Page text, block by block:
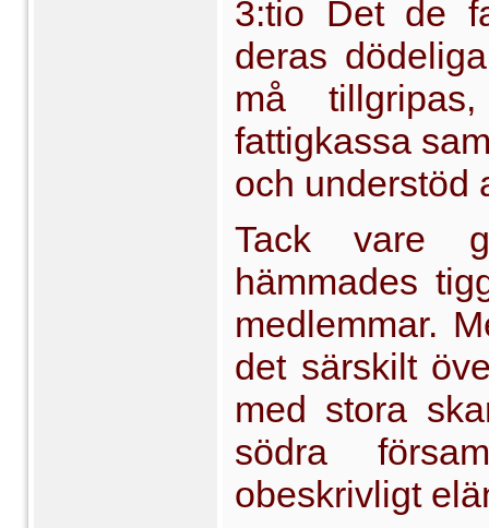
3:tio Det de
deras
må
fattigkassa
och understöd
Tack vare
hämmades
medlemmar.
det sär­skilt
med stora
södra
obeskrivligt